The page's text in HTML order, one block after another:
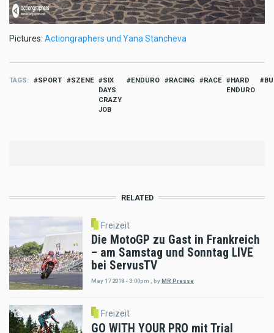
Pictures: Actiongraphers und Yana Stancheva
TAGS SPORT SZENE
SIX
DAYS
CRAZY
JOB
ENDURO RACING RACE
HARD
ENDURO
RELATED
Freizeit
Die MotoGP zu Gast in Frankreich
– am Samstag und Sonntag LIVE
bei ServusTV
May 17 2018 - 3:00pm byMR Presse
Freizeit
GO WITH YOUR PRO mit Trial